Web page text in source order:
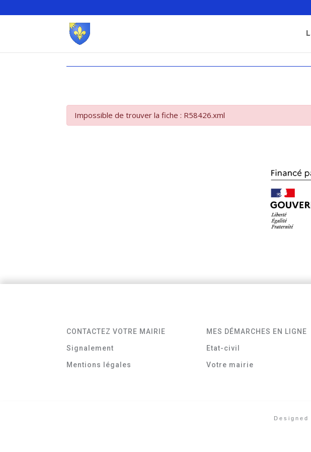
Impossible de trouver la fiche : R58426.xml
CONTACTEZ VOTRE MAIRIE
Signalement
Mentions légales
MES DÉMARCHES EN LIGNE
Etat-civil
Votre mairie
Designed